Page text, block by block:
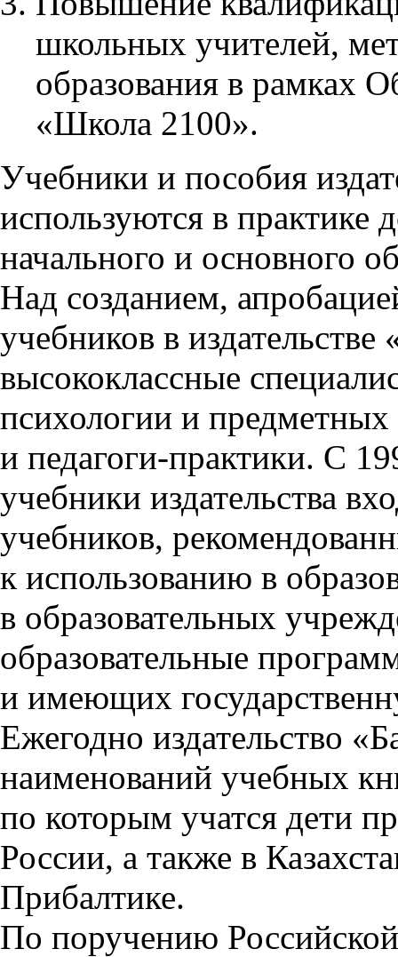
школьных учителей,
образования в рамках
«Школа 2100».
Учебники и пособия
используются в практике
начального и основного
Над созданием,
учебников в издательстве
высококлассные
психологии и
и педагоги-практики. С
учебники издательства
учебников,
к использованию в
в образовательных
образовательные
и имеющих
Ежегодно издательство
наименований учебных
по которым учатся дети
России, а также в
Прибалтике.
По поручению